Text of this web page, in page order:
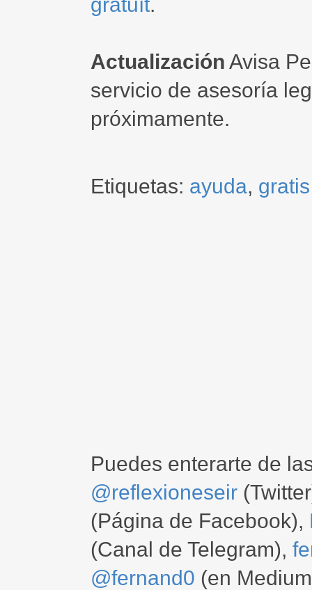
Actualización Avisa
servicio de asesoría
próximamente.
Etiquetas: ayuda, gratis
Puedes enterarte de
@reflexioneseir
(Página de Facebook),
(Canal de Telegram),
@fernand0 (en